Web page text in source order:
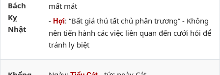
Bách
Kỵ
Nhật
mất mát
- Hợi: “Bất giá thú tất chủ phân trương” - Không
nên tiến hành các việc liên quan đến cưới hỏi để
tránh ly biệt